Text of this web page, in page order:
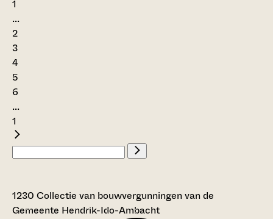
1
...
2
3
4
5
6
...
1
1230 Collectie van bouwvergunningen van de
Gemeente Hendrik-Ido-Ambacht